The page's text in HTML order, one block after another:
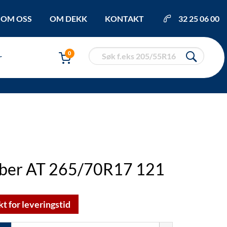
OM OSS OM DEKK KONTAKT 32 25 06 00
0
AT 265/70R17 121
for leveringstid